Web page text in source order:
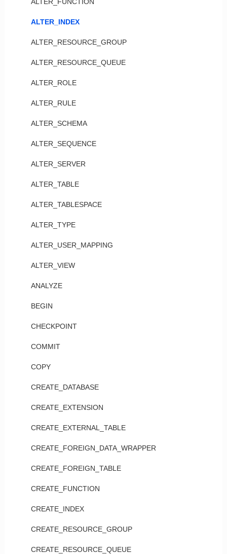
ALTER_INDEX
ALTER_RESOURCE_GROUP
ALTER_RESOURCE_QUEUE
ALTER_ROLE
ALTER_RULE
ALTER_SCHEMA
ALTER_SEQUENCE
ALTER_SERVER
ALTER_TABLE
ALTER_TABLESPACE
ALTER_TYPE
ALTER_USER_MAPPING
ALTER_VIEW
ANALYZE
BEGIN
CHECKPOINT
COMMIT
COPY
CREATE_DATABASE
CREATE_EXTENSION
CREATE_EXTERNAL_TABLE
CREATE_FOREIGN_DATA_WRAPPER
CREATE_FOREIGN_TABLE
CREATE_FUNCTION
CREATE_INDEX
CREATE_RESOURCE_GROUP
CREATE_RESOURCE_QUEUE